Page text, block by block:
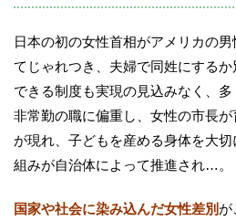
日本の初の女性首相がアメリカの
てじゃれつき、夫婦で同姓にする
できる制度も実現の見込みなく、
非常勤の職に偏重し、女性の市長
が現れ、子どもを産める身体を大
組みが自治体によって推進され…。
国家や社会に染み込んだ女性差別 が